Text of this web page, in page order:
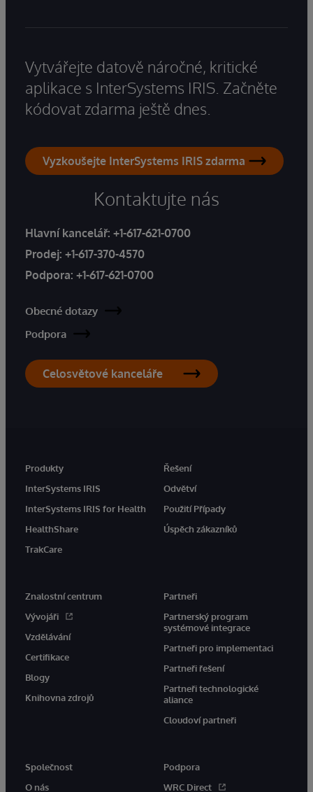
Vytvářejte datově náročné, kritické
aplikace s InterSystems IRIS. Začněte
kódovat zdarma ještě dnes.
Vyzkoušejte InterSystems IRIS zdarma
Kontaktujte nás
Hlavní kancelář: +1-617-621-0700
Prodej: +1-617-370-4570
Podpora: +1-617-621-0700
Obecné dotazy
Podpora
Celosvětové kanceláře
Produkty
InterSystems IRIS
InterSystems IRIS for Health
HealthShare
TrakCare
Řešení
Odvětví
Použití Případy
Úspěch zákazníků
Znalostní centrum
Vývojáři
Vzdělávání
Certifikace
Blogy
Knihovna zdrojů
Partneři
Partnerský program
systémové integrace
Partneři pro implementaci
Partneři řešení
Partneři technologické
aliance
Cloudoví partneři
Společnost
O nás
Podpora
WRC Direct